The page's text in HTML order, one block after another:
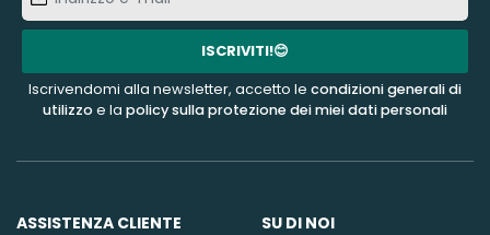
e-
mail
ISCRIVITI!😊
Iscrivendomi alla newsletter, accetto le condizioni generali di
utilizzoe la policy sulla protezione dei miei dati personali
ASSISTENZA CLIENTE SU DI NOI